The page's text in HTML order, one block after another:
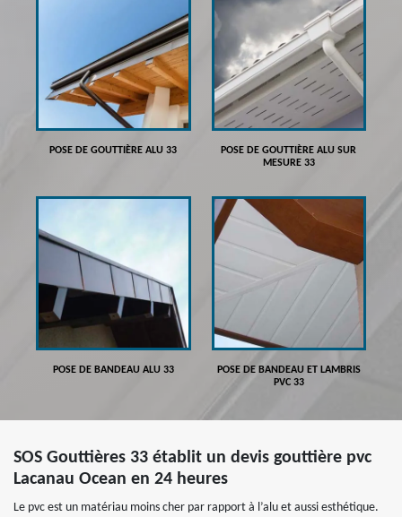
POSE DE GOUTTIÈRE ALU 33
POSE DE GOUTTIÈRE ALU SUR
MESURE 33
POSE DE BANDEAU ALU 33
POSE DE BANDEAU ET LAMBRIS
PVC 33
SOS Gouttières 33 établit un devis gouttière pvc
Lacanau Ocean en 24 heures
Le pvc est un matériau moins cher par rapport à l’alu et aussi esthétique.